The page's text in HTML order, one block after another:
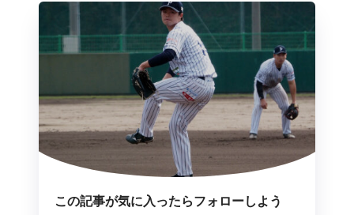
この記事が気に入ったらフォローしよう